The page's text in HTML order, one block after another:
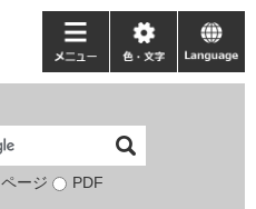
検
ページ PDF
メ
ニ
ー
色・
文
language